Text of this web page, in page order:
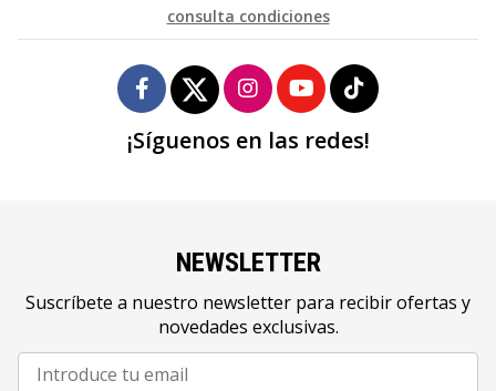
consulta condiciones
¡Síguenos en las redes!
NEWSLETTER
Suscríbete a nuestro newsletter para recibir ofertas y
novedades exclusivas.